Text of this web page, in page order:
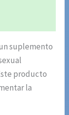
suplemento
producto
la